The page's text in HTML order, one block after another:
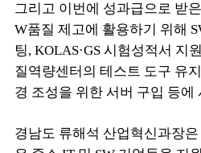
그리고 이번에 성과급으로 받
W품질 제고에 활용하기 위해
팅, KOLAS·GS 시험성적서 지
질역량센터의 테스트 도구 유
경 조성을 위한 서버 구입 등에
경남도 류해석 산업혁신과장